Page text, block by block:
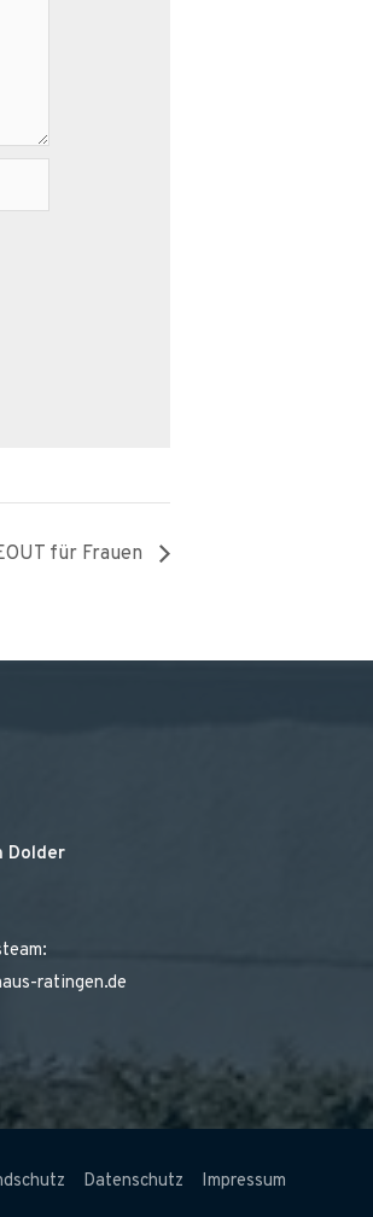
für Frauen
Dolder
ratingen.de
Datenschutz Impressum